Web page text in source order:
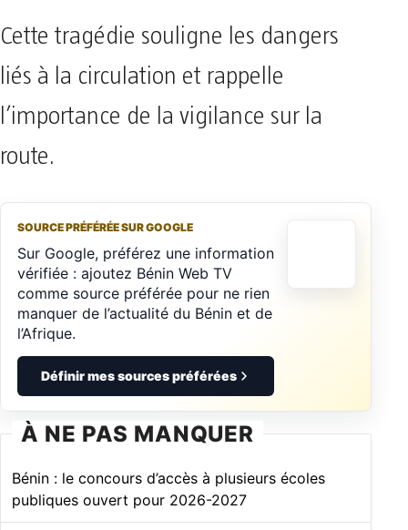
Cette tragédie souligne les dangers
liés à la circulation et rappelle
l’importance de la vigilance sur la
route.
SOURCE PRÉFÉRÉE SUR GOOGLE
Sur Google, préférez une information
vérifiée : ajoutez Bénin Web TV
comme source préférée pour ne rien
manquer de l’actualité du Bénin et de
l’Afrique.
Définir mes sources préférées
À NE PAS MANQUER
Bénin : le concours d’accès à plusieurs écoles
publiques ouvert pour 2026-2027